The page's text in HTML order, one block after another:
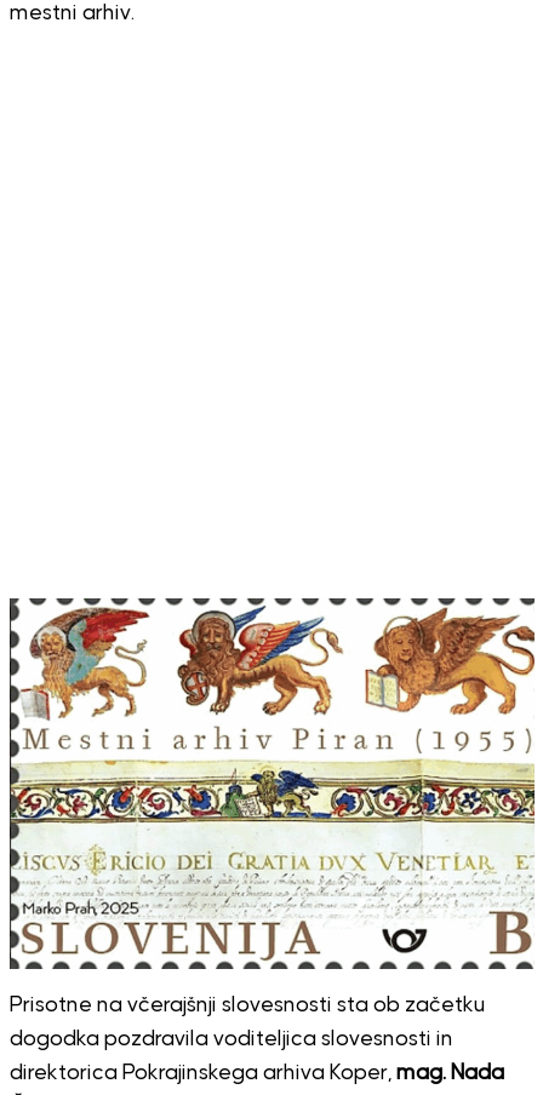
mestni arhiv.
Prisotne na včerajšnji slovesnosti sta ob začetku
dogodka pozdravila voditeljica slovesnosti in
direktorica Pokrajinskega arhiva Koper, mag. Nada